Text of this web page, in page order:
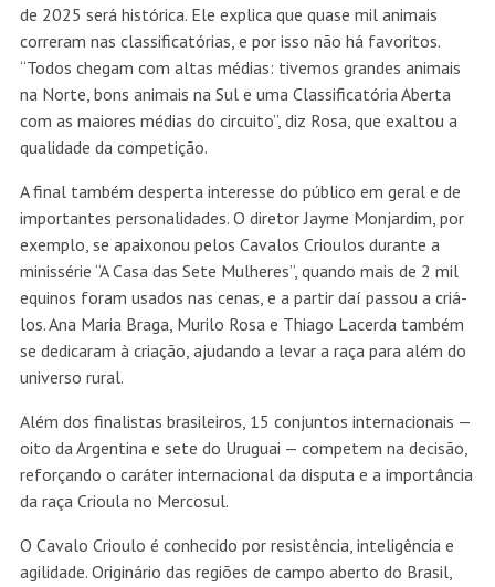
de 2025 será histórica. Ele explica que quase mil animais
correram nas classificatórias, e por isso não há favoritos.
“Todos chegam com altas médias: tivemos grandes animais
na Norte, bons animais na Sul e uma Classificatória Aberta
com as maiores médias do circuito”, diz Rosa, que exaltou a
qualidade da competição.
A final também desperta interesse do público em geral e de
importantes personalidades. O diretor Jayme Monjardim, por
exemplo, se apaixonou pelos Cavalos Crioulos durante a
minissérie “A Casa das Sete Mulheres”, quando mais de 2 mil
equinos foram usados nas cenas, e a partir daí passou a criá-
los. Ana Maria Braga, Murilo Rosa e Thiago Lacerda também
se dedicaram à criação, ajudando a levar a raça para além do
universo rural.
Além dos finalistas brasileiros, 15 conjuntos internacionais —
oito da Argentina e sete do Uruguai — competem na decisão,
reforçando o caráter internacional da disputa e a importância
da raça Crioula no Mercosul.
O Cavalo Crioulo é conhecido por resistência, inteligência e
agilidade. Originário das regiões de campo aberto do Brasil,